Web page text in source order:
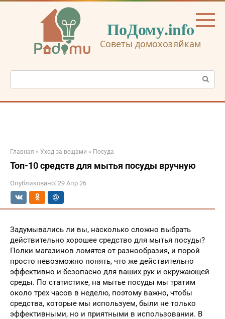
Перейти
ПоДому.info
Советы домохозяйкам
Поиск:
Главная » Уход за вещами » Посуда
Топ-10 средств для мытья посуды вручную
Опубликовано: 29 Апр 26
Задумывались ли вы, насколько сложно выбрать
действительно хорошее средство для мытья посуды?
Полки магазинов ломятся от разнообразия, и порой
просто невозможно понять, что же действительно
эффективно и безопасно для ваших рук и окружающей
среды. По статистике, на мытье посуды мы тратим
около трех часов в неделю, поэтому важно, чтобы
средства, которые мы используем, были не только
эффективными, но и приятными в использовании. В